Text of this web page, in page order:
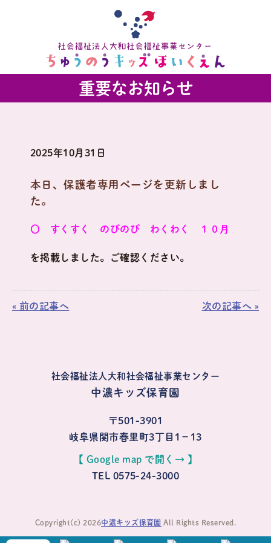
重要なお知らせ
2025年10月31日
本日、保護者専用ページを更新しまし
た。
〇 すくすく のびのび わくわく １０月
を掲載しました。ご確認ください。
« 前の記事へ 次の記事へ »
社会福祉法人大和社会福祉事業センター
中濃キッズ保育園
〒501-3901
岐阜県関市春里町3丁目1−13
【 Google map で開く→ 】
TEL 0575-24-3000
Copyright(c) 2026中濃キッズ保育園 All Rights Reserved.